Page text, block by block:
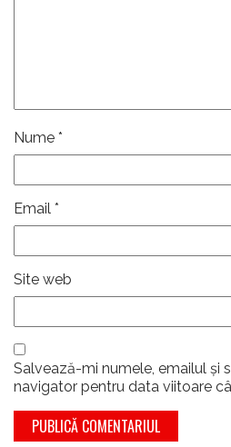
Nume *
Email *
Site web
Salvează-mi numele, emailul și
navigator pentru data viitoare